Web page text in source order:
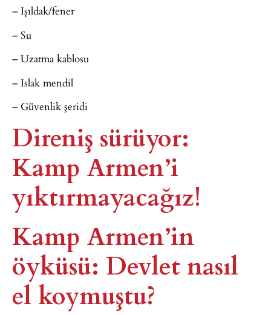
– Işıldak/fener
– Su
– Uzatma kablosu
– Islak mendil
– Güvenlik şeridi
Direniş sürüyor:
Kamp Armen’i
yıktırmayacağız!
Kamp Armen’in
öyküsü: Devlet nasıl
el koymuştu?